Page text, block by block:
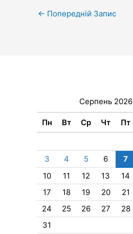
← Попередній Запис
Серпень 2026
Пн Вт Ср Чт Пт
3
4 5 6 7
10
11 12 13 14
17
18 19 20 21
24
25 26 27 28
31